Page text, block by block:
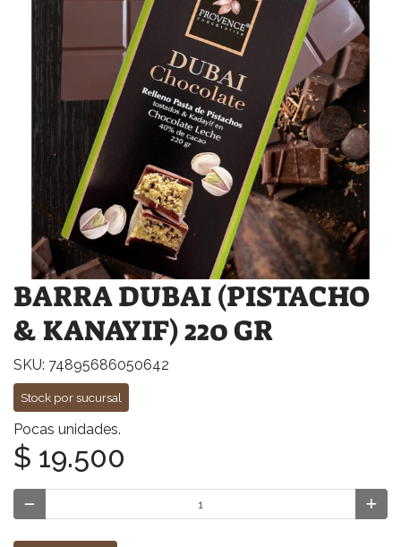
BARRA DUBAI (PISTACHO
& KANAYIF) 220 GR
SKU: 74895686050642
Stock por sucursal
Pocas unidades.
$ 19.500